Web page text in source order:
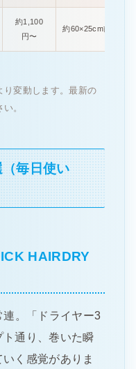
約1,100
円〜
約60×25cm前後
変動します。最新の
。
毎日使い
HAIRDRY
。「ドライヤー3
通り、巻いた瞬
く感覚がありま